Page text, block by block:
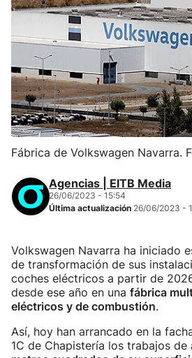
Fábrica de Volkswagen Navarra.
Agencias | EITB Media
26/06/2023 - 15:54
Última actualización 26/06/2023 -
Volkswagen Navarra ha iniciado
de transformación de sus
coches eléctricos a partir de
desde ese año en una fábrica
eléctricos y de combustión.
Así, hoy han arrancado en la
1C de Chapistería los trabajos de